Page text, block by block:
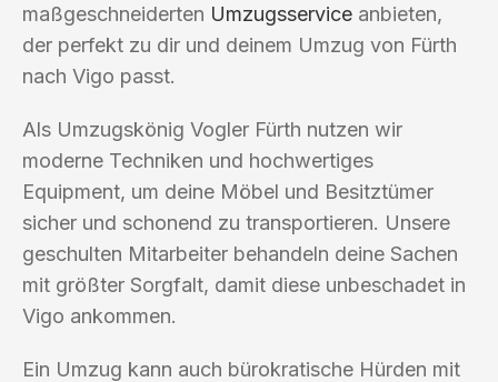
maßgeschneiderten Umzugsservice anbieten,
der perfekt zu dir und deinem Umzug von Fürth
nach Vigo passt.
Als Umzugskönig Vogler Fürth nutzen wir
moderne Techniken und hochwertiges
Equipment, um deine Möbel und Besitztümer
sicher und schonend zu transportieren. Unsere
geschulten Mitarbeiter behandeln deine Sachen
mit größter Sorgfalt, damit diese unbeschadet in
Vigo ankommen.
Ein Umzug kann auch bürokratische Hürden mit